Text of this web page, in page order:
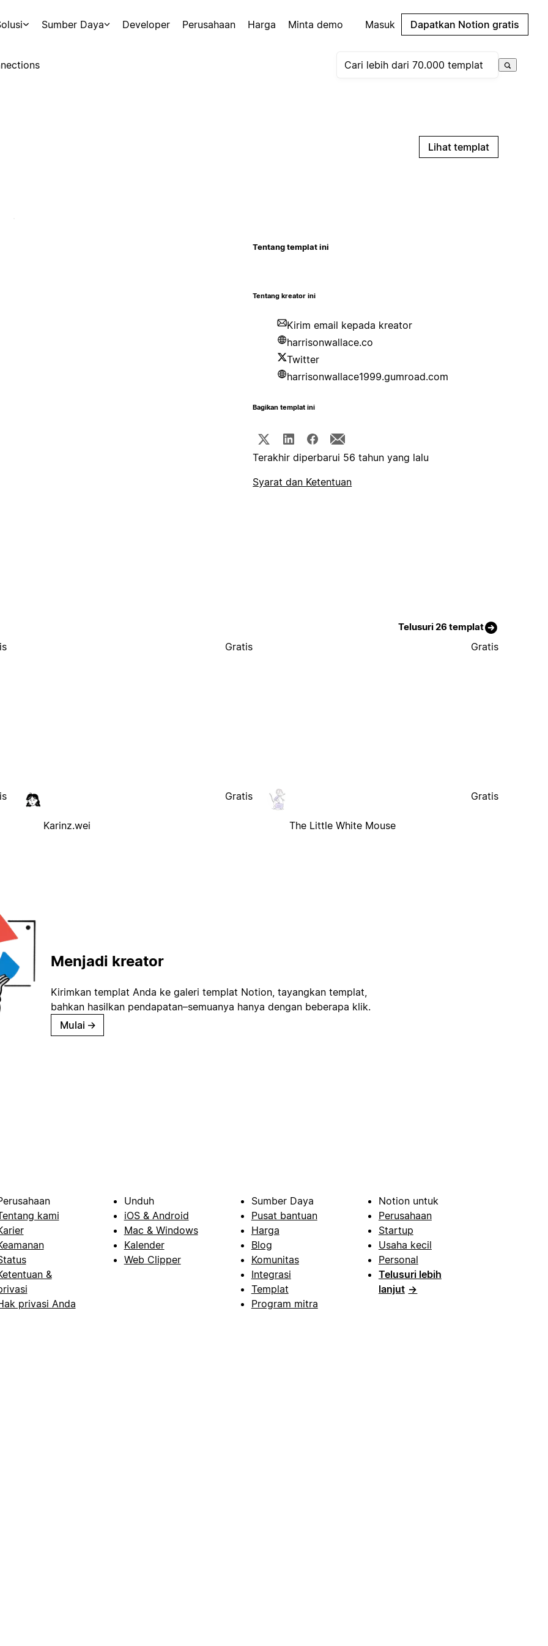
Sumber Daya Developer Perusahaan Harga Minta demo Masuk Dapatkan Notion gratis
Lihat templat
Tentang templat ini
Tentang kreator ini
Kirim email kepada kreator
harrisonwallace.co
Twitter
harrisonwallace1999.gumroad.com
Bagikan templat ini
Terakhir diperbarui 56 tahun yang lalu
Syarat dan Ketentuan
Telusuri 26 templat
Gratis Gratis
Karinz.wei
Gratis
The Little White Mouse
Gratis
Menjadi kreator
Kirimkan templat Anda ke galeri templat Notion, tayangkan templat,
bahkan hasilkan pendapatan–semuanya hanya dengan beberapa klik.
Mulai →
kami
&
privasi Anda
Unduh
iOS & Android
Mac & Windows
Kalender
Web Clipper
Sumber Daya
Pusat bantuan
Harga
Blog
Komunitas
Integrasi
Templat
Program mitra
Notion untuk
Perusahaan
Startup
Usaha kecil
Personal
Telusuri lebih
lanjut →